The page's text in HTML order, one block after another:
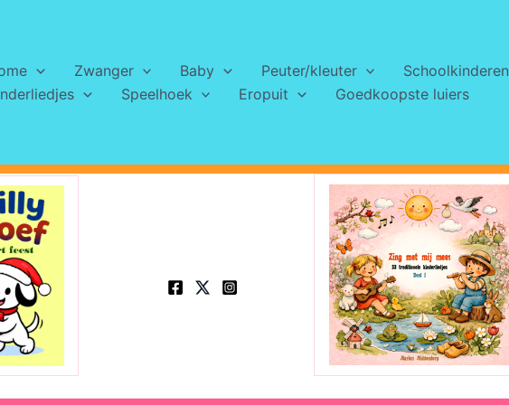
Zwanger Baby Peuter/kleuter Schoolkinderen
Speelhoek Eropuit Goedkoopste luiers